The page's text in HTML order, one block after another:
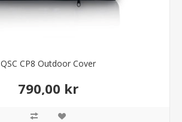
QSC CP8 Outdoor Cover
790,00 kr